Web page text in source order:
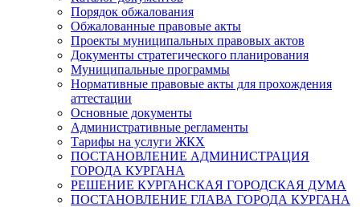
Порядок обжалования
Обжалованные правовые акты
Проекты муниципальных правовых актов
Документы стратегического планирования
Муниципальные программы
Нормативные правовые акты для прохождения
аттестации
Основные документы
Административные регламенты
Тарифы на услуги ЖКХ
ПОСТАНОВЛЕНИЕ АДМИНИСТРАЦИЯ
ГОРОДА КУРГАНА
РЕШЕНИЕ КУРГАНСКАЯ ГОРОДСКАЯ ДУМА
ПОСТАНОВЛЕНИЕ ГЛАВА ГОРОДА КУРГАНА